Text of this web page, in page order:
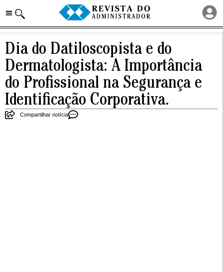
Dia do Datiloscopista e do
Dermatologista: A Importância
do Profissional na Segurança e
Identificação Corporativa.
Compartilhar notícia